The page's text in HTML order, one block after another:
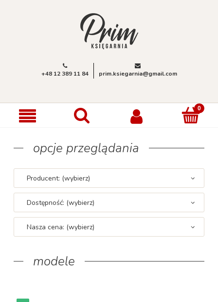
+48 12 389 11 84 prim.ksiegarnia@gmail.com
opcje przeglądania
Producent: (wybierz)
Dostępność: (wybierz)
Nasza cena: (wybierz)
modele